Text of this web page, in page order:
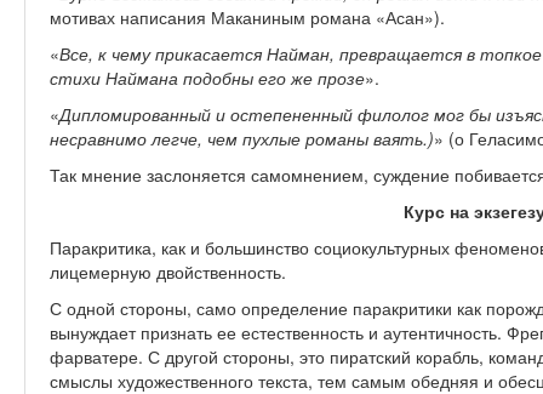
мотивах написания Маканиным романа «Асан»).
«Все, к чему прикасается Найман, превращается в
стихи Наймана подобны его же прозе».
«Дипломированный и остепененный филолог мог бы
несравнимо легче, чем пухлые романы ваять.)» (о
Так мнение заслоняется самомнением, суждение
Курс на
Паракритика, как и большинство социокультурных
лицемерную двойственность.
С одной стороны, само определение паракритики как
вынуждает признать ее естественность и аутентичность.
фарватере. С другой стороны, это пиратский корабль,
смыслы художественного текста, тем самым обедняя и